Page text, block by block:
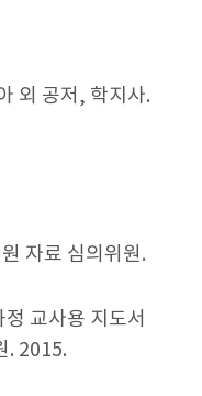
외 공저, 학지사.
자료 심의위원.
교사용 지도서
. 2015.